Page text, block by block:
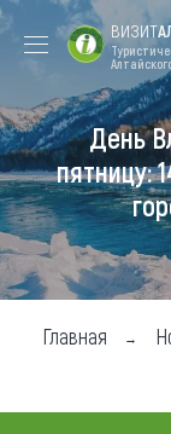
Форум VISIT
ALTAI
Туры
Где
Чем
ВИЗИТ
День
пятницу:
Главная